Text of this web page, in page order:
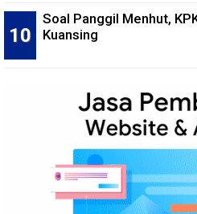
Soal Panggil Menhut,
Kuansing